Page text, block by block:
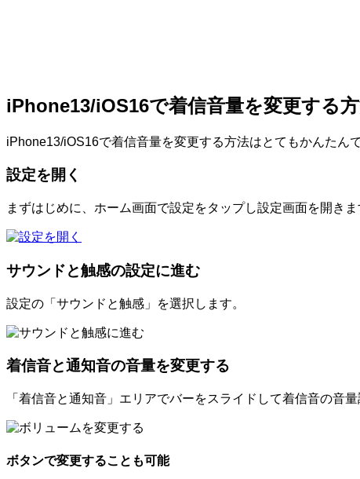
iPhone13/iOS16で着信音量を変更する
iPhone13/iOS16で着信音量を変更する方法はとてもかんたん
設定を開く
まずはじめに、ホーム画面で設定をタップし設定画面を開きま
サウンドと触感の設定に進む
設定の「サウンドと触感」を選択します。
着信音と通知音の音量を変更する
「着信音と通知音」エリアでバーをスライドして着信音の音量
ボタンで変更することも可能